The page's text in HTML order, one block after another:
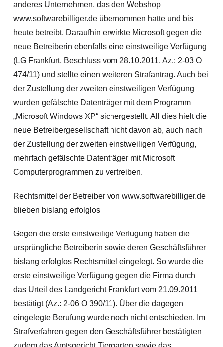
anderes Unternehmen, das den Webshop
www.softwarebilliger.de übernommen hatte und bis
heute betreibt. Daraufhin erwirkte Microsoft gegen die
neue Betreiberin ebenfalls eine einstweilige Verfügung
(LG Frankfurt, Beschluss vom 28.10.2011, Az.: 2-03 O
474/11) und stellte einen weiteren Strafantrag. Auch bei
der Zustellung der zweiten einstweiligen Verfügung
wurden gefälschte Datenträger mit dem Programm
„Microsoft Windows XP“ sichergestellt. All dies hielt die
neue Betreibergesellschaft nicht davon ab, auch nach
der Zustellung der zweiten einstweiligen Verfügung,
mehrfach gefälschte Datenträger mit Microsoft
Computerprogrammen zu vertreiben.
Rechtsmittel der Betreiber von www.softwarebilliger.de
blieben bislang erfolglos
Gegen die erste einstweilige Verfügung haben die
ursprüngliche Betreiberin sowie deren Geschäftsführer
bislang erfolglos Rechtsmittel eingelegt. So wurde die
erste einstweilige Verfügung gegen die Firma durch
das Urteil des Landgericht Frankfurt vom 21.09.2011
bestätigt (Az.: 2-06 O 390/11). Über die dagegen
eingelegte Berufung wurde noch nicht entschieden. Im
Strafverfahren gegen den Geschäftsführer bestätigten
zudem das Amtsgericht Tiergarten sowie das